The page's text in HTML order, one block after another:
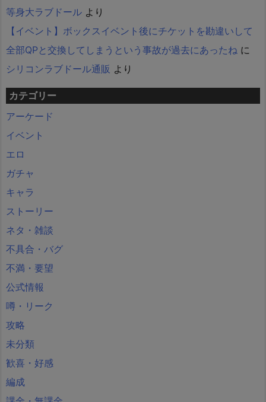
等身大ラブドール より
【イベント】ボックスイベント後にチケットを勘違いして
全部QPと交換してしまうという事故が過去にあったね に
シリコンラブドール通販 より
カテゴリー
アーケード
イベント
エロ
ガチャ
キャラ
ストーリー
ネタ・雑談
不具合・バグ
不満・要望
公式情報
噂・リーク
攻略
未分類
歓喜・好感
編成